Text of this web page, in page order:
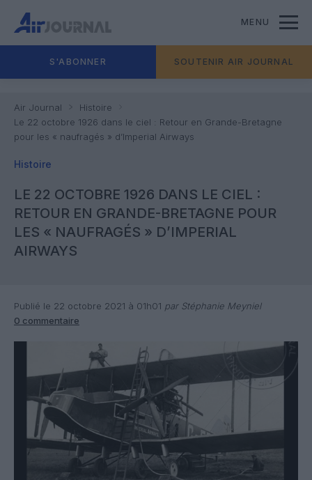
MENU
S'ABONNER SOUTENIR AIR JOURNAL
Air Journal
Histoire
Le 22 octobre 1926 dans le ciel : Retour en Grande-Bretagne
pour les « naufragés » d’Imperial Airways
Histoire
LE 22 OCTOBRE 1926 DANS LE CIEL :
RETOUR EN GRANDE-BRETAGNE POUR
LES « NAUFRAGÉS » D’IMPERIAL
AIRWAYS
Publié le 22 octobre 2021 à 01h01 par Stéphanie Meyniel
0 commentaire